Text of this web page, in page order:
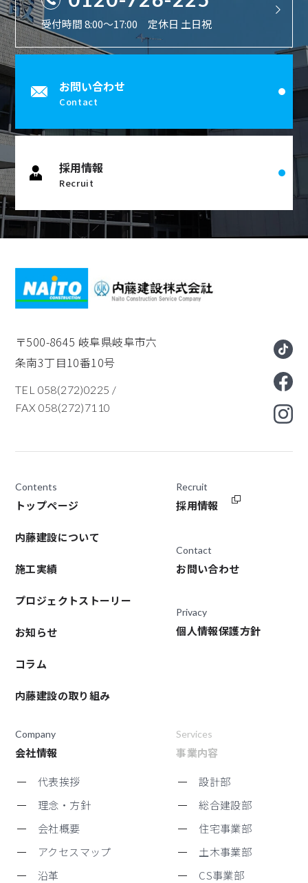
受付時間 8:00〜17:00 定休日 土日祝
お問い合わせ
Contact
採用情報
Recruit
〒500-8645 岐阜県岐阜市六
条南3丁目10番10号
TEL 058(272)0225 /
FAX 058(272)7110
Contents
トップページ
内藤建設について
施工実績
プロジェクトストーリー
お知らせ
コラム
内藤建設の取り組み
Services
事業内容
設計部
総合建設部
住宅事業部
土木事業部
CS事業部
Company
会社情報
代表挨拶
理念・方針
会社概要
アクセスマップ
沿革
Recruit
採用情報
Contact
お問い合わせ
Privacy
個人情報保護方針